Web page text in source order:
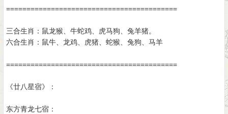
==========================================
三合生肖：鼠龙猴、牛蛇鸡、虎马狗、兔羊猪。
六合生肖：鼠牛、龙鸡、虎猪、蛇猴、兔狗、马羊
==========================================
《廿八星宿》：
东方青龙七宿：